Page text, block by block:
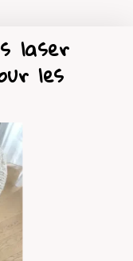
laser
les